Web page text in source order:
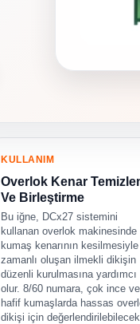
KULLANIM
Overlok Kenar
Ve Birleştirme
Bu iğne, DCx27 sistemini
kullanan overlok makinesinde
kumaş kenarının
zamanlı oluşan ilmekli dikişin
düzenli kurulmasına yardımcı
olur. 8/60 numara, çok ince ve
hafif kumaşlarda hassas
dikişi için değerlendirilebilecek